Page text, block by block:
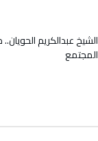
الشيخ عبدالكريم
المجتمع